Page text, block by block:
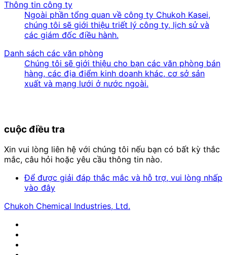
Thông tin công ty
Ngoài phần tổng quan về công ty Chukoh Kasei,
chúng tôi sẽ giới thiệu triết lý công ty, lịch sử và
các giám đốc điều hành.
Danh sách các văn phòng
Chúng tôi sẽ giới thiệu cho bạn các văn phòng bán
hàng, các địa điểm kinh doanh khác, cơ sở sản
xuất và mạng lưới ở nước ngoài.
cuộc điều tra
Xin vui lòng liên hệ với chúng tôi nếu bạn có bất kỳ thắc
mắc, câu hỏi hoặc yêu cầu thông tin nào.
Để được giải đáp thắc mắc và hỗ trợ, vui lòng nhấp
vào đây
Chukoh Chemical Industries, Ltd.